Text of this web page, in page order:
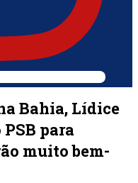
Bahia, Lídice
para
muito bem-